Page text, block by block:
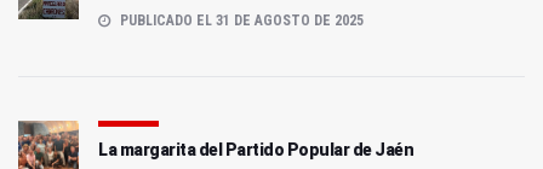
PUBLICADO EL 31 DE AGOSTO DE 2025
La margarita del Partido Popular de Jaén